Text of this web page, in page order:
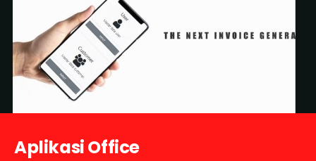
Aplikasi Office